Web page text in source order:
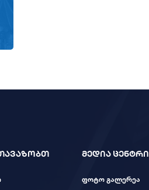
მედია ცენტრი
ფოტო გალერეა